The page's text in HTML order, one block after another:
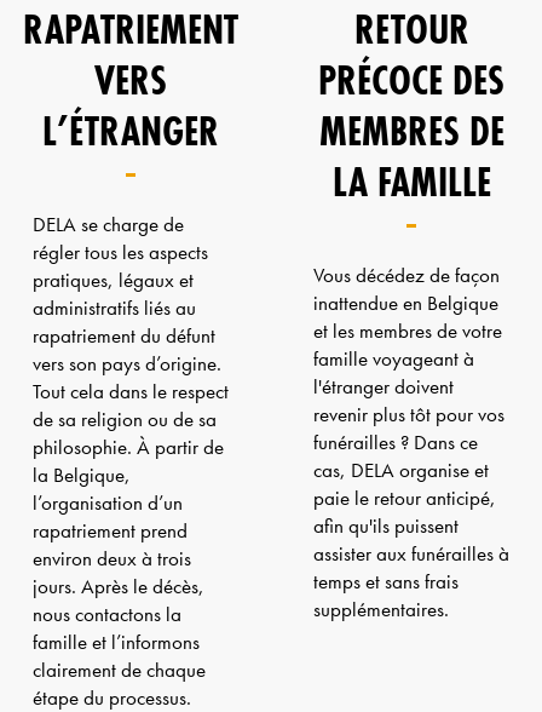
RAPATRIEMENT
VERS
L’ÉTRANGER
DELA se charge de
régler tous les aspects
pratiques, légaux et
administratifs liés au
rapatriement du défunt
vers son pays d’origine.
Tout cela dans le respect
de sa religion ou de sa
philosophie. À partir de
la Belgique,
l’organisation d’un
rapatriement prend
environ deux à trois
jours. Après le décès,
nous contactons la
famille et l’informons
clairement de chaque
étape du processus.
RETOUR
PRÉCOCE DES
MEMBRES DE
LA FAMILLE
Vous décédez de façon
inattendue en Belgique
et les membres de votre
famille voyageant à
l'étranger doivent
revenir plus tôt pour vos
funérailles ? Dans ce
cas, DELA organise et
paie le retour anticipé,
afin qu'ils puissent
assister aux funérailles à
temps et sans frais
supplémentaires.